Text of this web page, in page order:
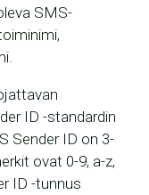
SMS-
ID -standardin
Sender ID on 3-
ovat 0-9, a-z,
ID -tunnus